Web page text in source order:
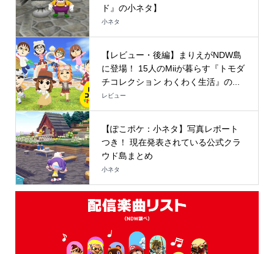
ド』の小ネタ】
小ネタ
【レビュー・後編】まりえがNDW島
に登場！ 15人のMiiが暮らす『トモダ
チコレクション わくわく生活』の...
レビュー
【ぽこポケ：小ネタ】写真レポート
つき！ 現在発表されている公式クラ
ウド島まとめ
小ネタ